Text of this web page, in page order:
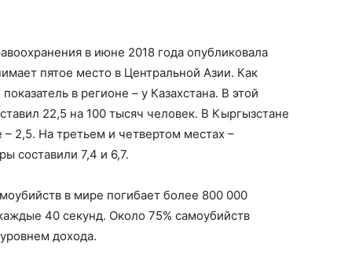
в июне 2018 года опубликовала
пятое место в Центральной Азии. Как
в регионе – у Казахстана. В этой
22,5 на 100 тысяч человек. В Кыргызстане
– 2,5. На третьем и четвертом местах –
составили 7,4 и 6,7.
в мире погибает более 800 000
40 секунд. Около 75% самоубийств
дохода.